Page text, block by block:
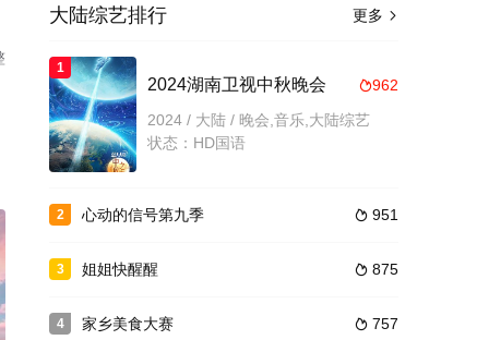
更多 
大陆综艺排行
1
962
2024湖南卫视中秋晚会
2024 / 大陆 / 晚会,音乐,大陆综艺
状态：HD国语
2  951
心动的信号第九季
3  875
姐姐快醒醒
4  757
家乡美食大赛